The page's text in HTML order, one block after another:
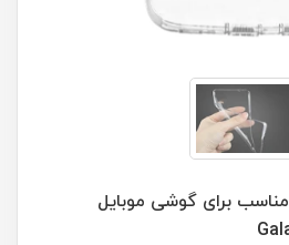
کاور یوسمز مدل Pri-01 مناسب برای گوشی موبایل